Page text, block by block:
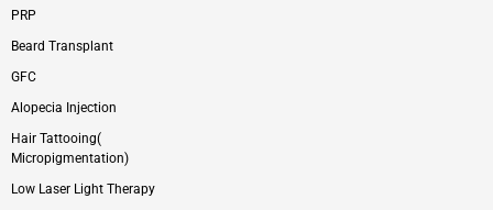
PRP
Beard Transplant
GFC
Alopecia Injection
Hair Tattooing(
Micropigmentation)
Low Laser Light Therapy